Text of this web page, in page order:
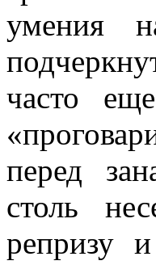
умения
часто
перед
столь
репризу